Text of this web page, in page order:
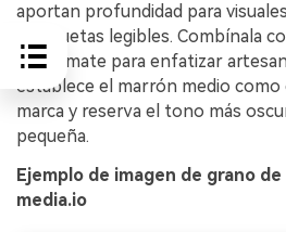
aportan profundidad para
y etiquetas legibles. Combínala
papel mate para enfatizar
establece el marrón medio
marca y reserva el tono más
pequeña.
Ejemplo de imagen de grano
media.io